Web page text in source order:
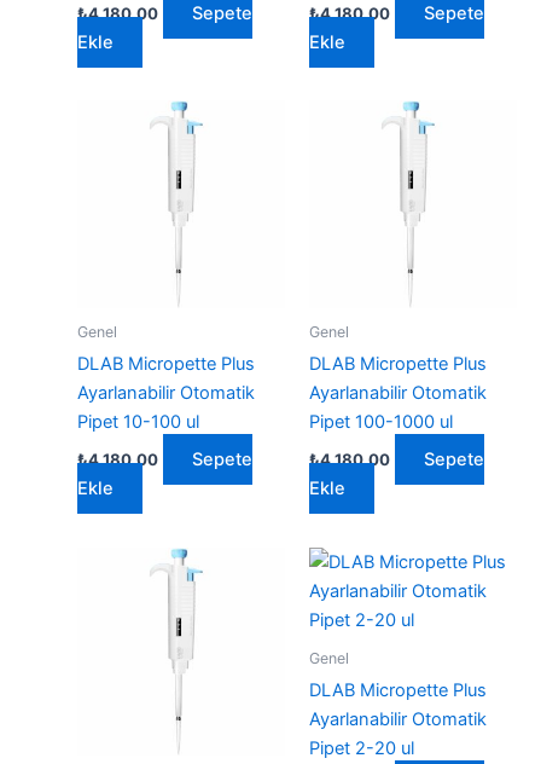
₺4.180,00
Sepete
Ekle
₺4.180,00
Sepete
Ekle
Genel
DLAB Micropette Plus
Ayarlanabilir Otomatik
Pipet 10-100 ul
₺4.180,00
Sepete
Ekle
Genel
DLAB Micropette Plus
Ayarlanabilir Otomatik
Pipet 100-1000 ul
₺4.180,00
Sepete
Ekle
Genel
DLAB Micropette Plus
Ayarlanabilir Otomatik
Pipet 2-20 ul